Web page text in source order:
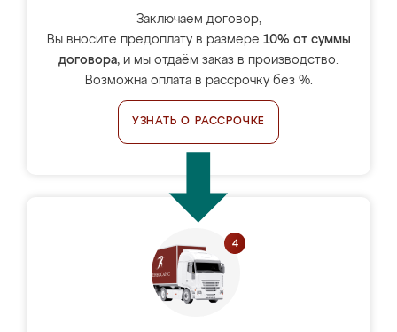
Заключаем договор,
Вы вносите предоплату в размере 10% от суммы
договора, и мы отдаём заказ в производство.
Возможна оплата в рассрочку без %.
УЗНАТЬ О РАССРОЧКЕ